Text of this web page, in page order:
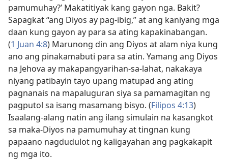
pamumuhay?’ Makatitiyak kang gayon nga. Bakit?
Sapagkat “ang Diyos ay pag-ibig,” at ang kaniyang mga
daan kung gayon ay para sa ating kapakinabangan.
(1 Juan 4:8) Marunong din ang Diyos at alam niya kung
ano ang pinakamabuti para sa atin. Yamang ang Diyos
na Jehova ay makapangyarihan-sa-lahat, nakakaya
niyang patibayin tayo upang matupad ang ating
pagnanais na mapaluguran siya sa pamamagitan ng
pagputol sa isang masamang bisyo. (Filipos 4:13)
Isaalang-alang natin ang ilang simulain na kasangkot
sa maka-Diyos na pamumuhay at tingnan kung
papaano nagdudulot ng kaligayahan ang pagkakapit
ng mga ito.